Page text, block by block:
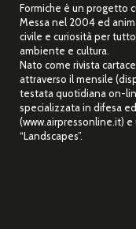
Formiche è un progetto
Messa nel 2004 ed
civile e curiosità per
ambiente e cultura.
Nato come rivista
attraverso il mensile
testata quotidiana on-
specializzata in difesa
(www.airpressonline.it)
“Landscapes”.